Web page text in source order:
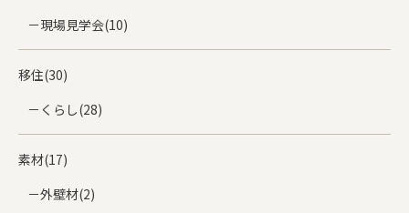
現場見学会(10)
移住(30)
くらし(28)
素材(17)
外壁材(2)